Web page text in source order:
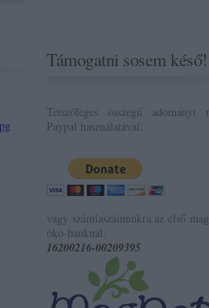
Támogatni sosem késő!
Tetszőleges összegű adományt
Paypal használatával:
vagy számlaszámunkra az első
öko-banknál:
16200216-00209395